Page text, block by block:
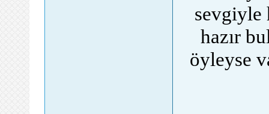
sevgiyle
hazır
öyleyse